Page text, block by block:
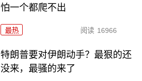
怕一个都爬不出
最热 阅读 16966
特朗普要对伊朗动手？最狠的还
没来，最骚的来了